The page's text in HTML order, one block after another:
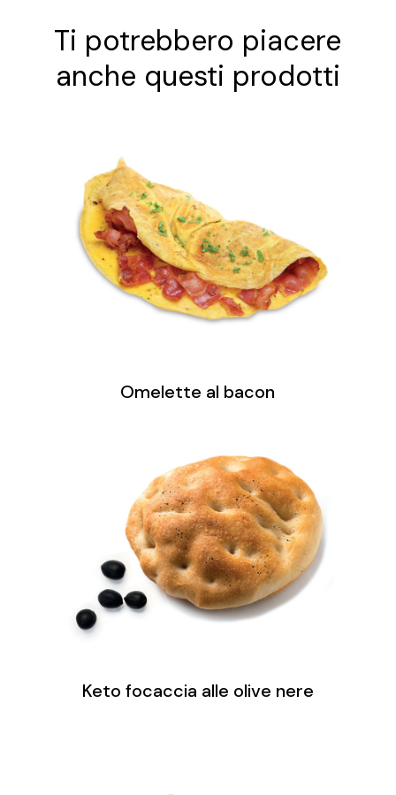
Ti potrebbero piacere
anche questi prodotti
Omelette al bacon
Keto focaccia alle olive nere